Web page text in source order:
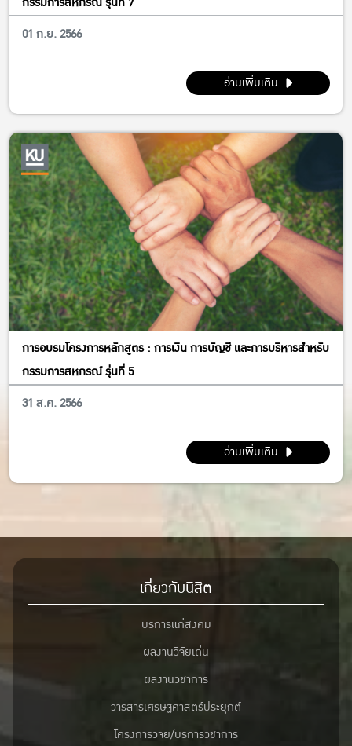
01 ก.ย. 2566
อ่านเพิ่มเติม
การอบรมโครงการหลักสูตร : การเงิน การบัญชี และการบริหารสำหรับ
กรรมการสหกรณ์ รุ่นที่ 5
31 ส.ค. 2566
อ่านเพิ่มเติม
เกี่ยวกับนิสิต
บริการแก่สังคม
ผลงานวิจัยเด่น
ผลงานวิชาการ
วารสารเศรษฐศาสตร์ประยุกต์
โครงการวิจัย/บริการวิชาการ